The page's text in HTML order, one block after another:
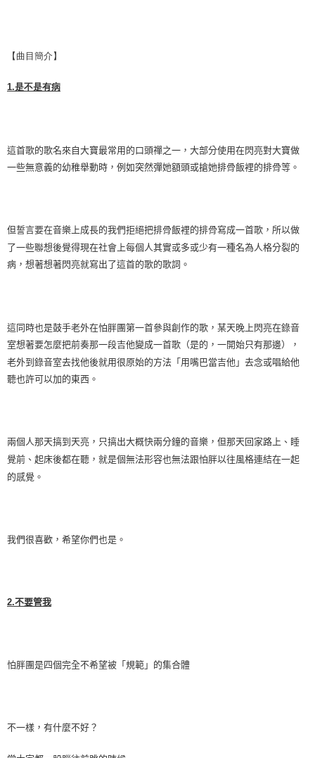
【曲目簡介】
1.是不是有病
這首歌的歌名來自大寶最常用的口頭禪之一，大部分使用在閃亮對大寶做
一些無意義的幼稚舉動時，例如突然彈她額頭或搶她排骨飯裡的排骨等。
但誓言要在音樂上成長的我們拒絕把排骨飯裡的排骨寫成一首歌，所以做
了一些聯想後覺得現在社會上每個人其實或多或少有一種名為人格分裂的
病，想著想著閃亮就寫出了這首的歌的歌詞。
這同時也是鼓手老外在怕胖團第一首參與創作的歌，某天晚上閃亮在錄音
室想著要怎麼把前奏那一段吉他變成一首歌（是的，一開始只有那邊），
老外到錄音室去找他後就用很原始的方法「用嘴巴當吉他」去念或唱給他
聽也許可以加的東西。
兩個人那天搞到天亮，只搞出大概快兩分鐘的音樂，但那天回家路上、睡
覺前、起床後都在聽，就是個無法形容也無法跟怕胖以往風格連結在一起
的感覺。
我們很喜歡，希望你們也是。
2.不要管我
怕胖團是四個完全不希望被「規範」的集合體
不一樣，有什麼不好？